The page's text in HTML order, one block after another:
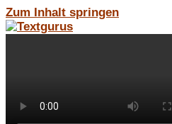
Zum Inhalt springen